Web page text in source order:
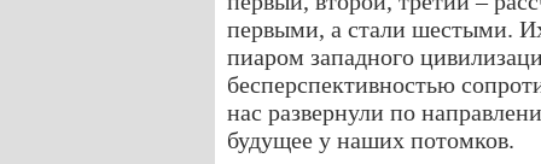
первыми, а стали шестыми.
пиаром западного
бесперспективностью
нас развернули по
будущее у наших потомков.